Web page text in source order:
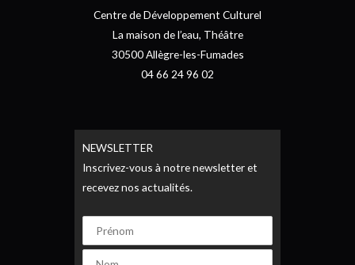
Centre de Développement Culturel
La maison de l’eau, Théâtre
30500 Allègre-les-Fumades
04 66 24 96 02
NEWSLETTER
Inscrivez-vous à notre newsletter et
recevez nos actualités.